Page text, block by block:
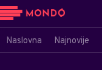
Naslovna Najnovije